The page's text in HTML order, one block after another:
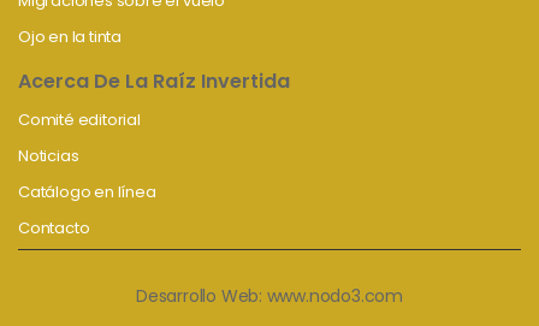
Ojo en la tinta
Acerca De La Raíz Invertida
Comité editorial
Noticias
Catálogo en línea
Contacto
Desarrollo Web: www.nodo3.com